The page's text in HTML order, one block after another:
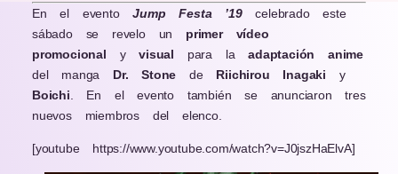
En el eventoJump Festa ’19celebrado este
sábado se revelo un primer
vídeo
promocional yvisual para laadaptación
anime
del manga Dr. Stone de Riichirou Inagaki y
Boichi . En el evento también se anunciaron tres
nuevos miembros del elenco.
[youtube https://www.youtube.com/watch?v=J0jszHaElvA]